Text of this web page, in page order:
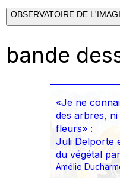
OBSERVATOIRE DE
bande
«Je ne
des arbres, ni
fleurs» :
Juli Delporte
du végétal
Amélie